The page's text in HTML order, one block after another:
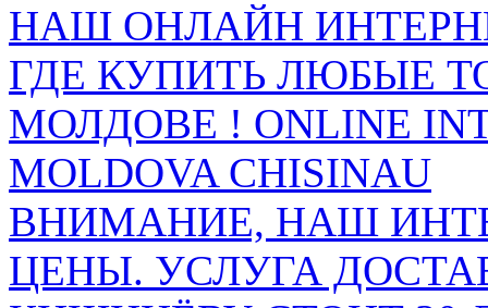
НАШ ОНЛАЙН
ГДЕ КУПИТЬ ЛЮБЫЕ
МОЛДОВЕ ! ONLINE
MOLDOVA CHISINAU
ВНИМАНИЕ, НАШ
ЦЕНЫ. УСЛУГА